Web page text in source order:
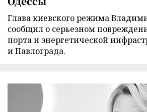
Глава киевского режима
сообщил о серьезном
порта и энергетической
и Павлограда.